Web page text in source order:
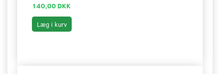
140,00 DKK
Læg i kurv